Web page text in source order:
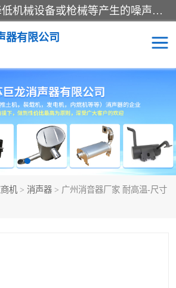
消音器主要用于降低机械设备或枪械等产生的噪声。它通过阻尼或增加排气面积来降低排气速度和功率，从而降低噪声。常见的消音器类型包括阻性消声器、抗性消声器、共振消声器以及阻抗复合式消声器等。这些消音器各有特点，适用于不同频率的噪声消除。
器有限公司
机 > 消声器 > 广州消音器厂家 耐高温-尺寸